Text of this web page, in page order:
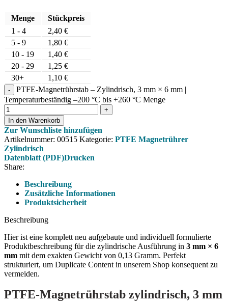
Menge
Stückpreis
1 - 4
2,40 €
5 - 9
1,80 €
10 - 19
1,40 €
20 - 29
1,25 €
30+
1,10 €
PTFE-Magnetrührstab – Zylindrisch, 3 mm × 6 mm |
Temperaturbeständig –200 °C bis +260 °C Menge
In den Warenkorb
Zur Wunschliste hinzufügen
Artikelnummer: 00515 Kategorie: PTFE Magnetrührer
Zylindrisch
Datenblatt (PDF)Drucken
Share:
Beschreibung
Zusätzliche Informationen
Produktsicherheit
Beschreibung
Hier ist eine komplett neu aufgebaute und individuell formulierte
Produktbeschreibung für die zylindrische Ausführung in 3 mm × 6
mm mit dem exakten Gewicht von 0,13 Gramm. Perfekt
strukturiert, um Duplicate Content in unserem Shop konsequent zu
vermeiden.
PTFE-Magnetrührstab zylindrisch, 3 mm